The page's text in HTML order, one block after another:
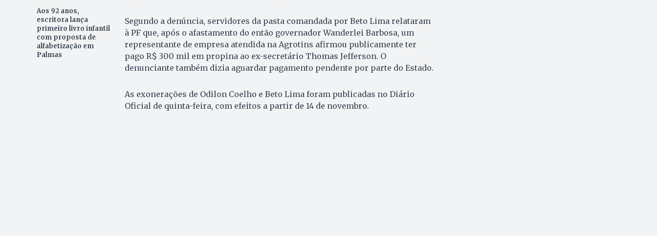
Aos 92 anos,
escritora lança
primeiro livro infantil
com proposta de
alfabetização em
Palmas
Segundo a denúncia, servidores da pasta comandada por Beto Lima relataram
à PF que, após o afastamento do então governador Wanderlei Barbosa, um
representante de empresa atendida na Agrotins afirmou publicamente ter
pago R$ 300 mil em propina ao ex-secretário Thomas Jefferson. O
denunciante também dizia aguardar pagamento pendente por parte do Estado.
As exonerações de Odilon Coelho e Beto Lima foram publicadas no Diário
Oficial de quinta-feira, com efeitos a partir de 14 de novembro.